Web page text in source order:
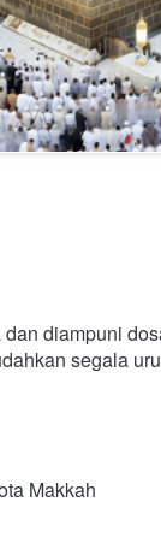
diampuni
segala
Makkah